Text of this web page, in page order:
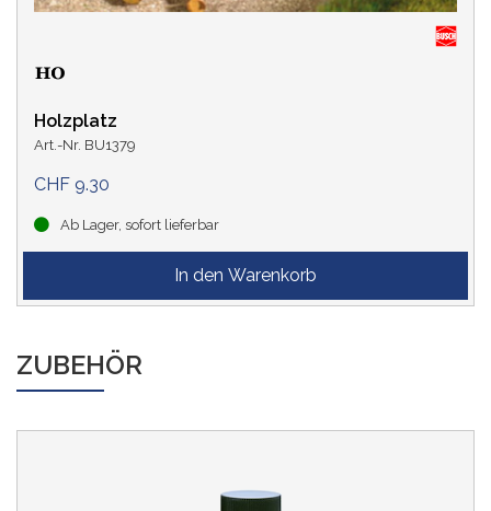
Holzplatz
Art.-Nr. BU1379
CHF 9.30
Ab Lager, sofort lieferbar
ZUBEHÖR